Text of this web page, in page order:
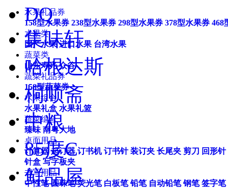
水果礼品券
158型水果券 238型水果券 298型水果券 378型水果券 468
水果类
国产水果 进口水果 台湾水果
蔬菜类
山东寿光 众谷
蔬菜礼品券
158型蔬菜券
水果组合
水果礼盒 水果礼篮
蔬菜组合
臻味 南粤大地
桌面用品
计算器 起订器 订书机 订书针 装订夹 长尾夹 剪刀 回形针
针盒 写字板夹
书写用品
中性笔 圆珠笔 荧光笔 白板笔 铅笔 自动铅笔 钢笔 签字笔
DQ
集味轩
哈根达斯
桐顺斋
中粮
85度C
鲜品屋